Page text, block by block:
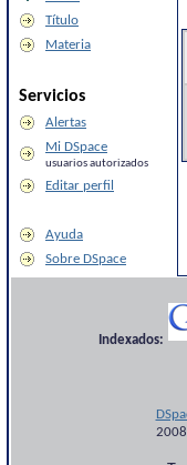
Título
Materia
Servicios
Alertas
Mi DSpace
usuarios autorizados
Editar perfil
Ayuda
Sobre DSpace
Indexados:
2008